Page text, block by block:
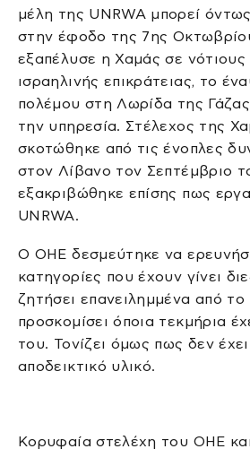
μέλη της UNRWA μπορεί
στην έφοδο της 7ης
εξαπέλυσε η Χαμάς σε νότιους
ισραηλινής επικράτειας, το
πολέμου στη Λωρίδα της
την υπηρεσία. Στέλεχος της
σκοτώθηκε από τις ένοπλες
στον Λίβανο τον Σεπτέμβριο
εξακριβώθηκε επίσης πως
UNRWA.
Ο ΟΗΕ δεσμεύτηκε να
κατηγορίες που έχουν γίνει
ζητήσει επανειλημμένα από το
προσκομίσει όποια τεκμήρια
του. Τονίζει όμως πως δεν έχει
αποδεικτικό υλικό.
Κορυφαία στελέχη του ΟΗΕ